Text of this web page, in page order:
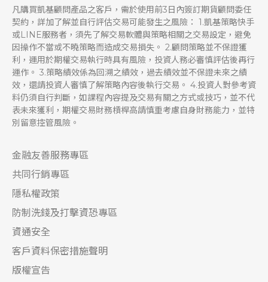
凡購買凱基顧問產品之客戶，需於使用前3日內簽訂期貨顧問委任
契約，詳加了解並自行評估交易可能發生之風險： 1.凱基策略快手
或LINE服務者，須先了解交易軟體與策略相關之交易設定，避免
因操作不當或不曉策略而造成交易損失。 2.顧問策略並不保證獲
利，運用於期權交易執行時具有風險，投資人務必審慎評估後再行
運作。 3.策略績效係為回溯之績效，過去績效並不保證未來之績
效，還請投資人審慎了解策略內容後執行交易。 4.投資人對參考資
料仍須自行判斷，如課程內容提及交易有關之方式或技巧，並不代
表未來獲利，期權交易財務槓桿高請慎重考慮自身財務能力，並特
別留意控管風險。
金融友善服務專區
共同行銷專區
隱私權政策
防制洗錢及打擊資恐專區
資通安全
客戶資料保密措施聲明
版權宣告